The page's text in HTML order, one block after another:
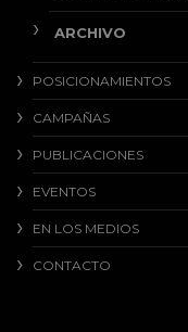
ARCHIVO
POSICIONAMIENTOS
CAMPAÑAS
PUBLICACIONES
EVENTOS
EN LOS MEDIOS
CONTACTO